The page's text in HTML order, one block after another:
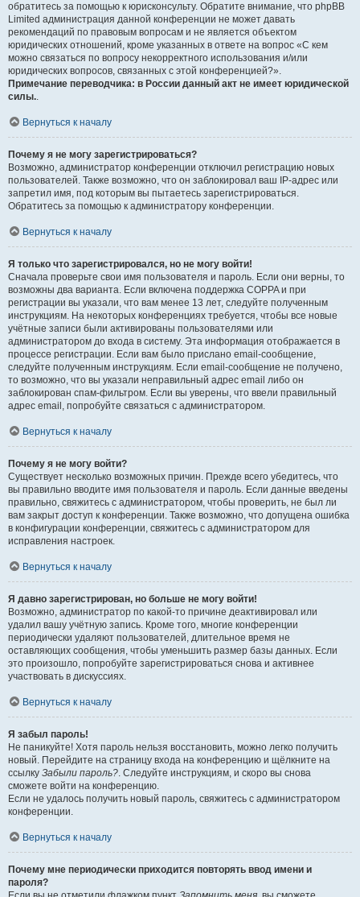
обратитесь за помощью к юрисконсульту. Обратите внимание, что phpBB
Limited администрация данной конференции не может давать
рекомендаций по правовым вопросам и не является объектом
юридических отношений, кроме указанных в ответе на вопрос «С кем
можно связаться по вопросу некорректного использования и/или
юридических вопросов, связанных с этой конференцией?».
Примечание переводчика: в России данный акт не имеет юридической
силы..
Вернуться к началу
Почему я не могу зарегистрироваться?
Возможно, администратор конференции отключил регистрацию новых
пользователей. Также возможно, что он заблокировал ваш IP-адрес или
запретил имя, под которым вы пытаетесь зарегистрироваться.
Обратитесь за помощью к администратору конференции.
Вернуться к началу
Я только что зарегистрировался, но не могу войти!
Сначала проверьте свои имя пользователя и пароль. Если они верны, то
возможны два варианта. Если включена поддержка COPPA и при
регистрации вы указали, что вам менее 13 лет, следуйте полученным
инструкциям. На некоторых конференциях требуется, чтобы все новые
учётные записи были активированы пользователями или
администратором до входа в систему. Эта информация отображается в
процессе регистрации. Если вам было прислано email-сообщение,
следуйте полученным инструкциям. Если email-сообщение не получено,
то возможно, что вы указали неправильный адрес email либо он
заблокирован спам-фильтром. Если вы уверены, что ввели правильный
адрес email, попробуйте связаться с администратором.
Вернуться к началу
Почему я не могу войти?
Существует несколько возможных причин. Прежде всего убедитесь, что
вы правильно вводите имя пользователя и пароль. Если данные введены
правильно, свяжитесь с администратором, чтобы проверить, не был ли
вам закрыт доступ к конференции. Также возможно, что допущена ошибка
в конфигурации конференции, свяжитесь с администратором для
исправления настроек.
Вернуться к началу
Я давно зарегистрирован, но больше не могу войти!
Возможно, администратор по какой-то причине деактивировал или
удалил вашу учётную запись. Кроме того, многие конференции
периодически удаляют пользователей, длительное время не
оставляющих сообщения, чтобы уменьшить размер базы данных. Если
это произошло, попробуйте зарегистрироваться снова и активнее
участвовать в дискуссиях.
Вернуться к началу
Я забыл пароль!
Не паникуйте! Хотя пароль нельзя восстановить, можно легко получить
новый. Перейдите на страницу входа на конференцию и щёлкните на
ссылку Забыли пароль?. Следуйте инструкциям, и скоро вы снова
сможете войти на конференцию.
Если не удалось получить новый пароль, свяжитесь с администратором
конференции.
Вернуться к началу
Почему мне периодически приходится повторять ввод имени и
пароля?